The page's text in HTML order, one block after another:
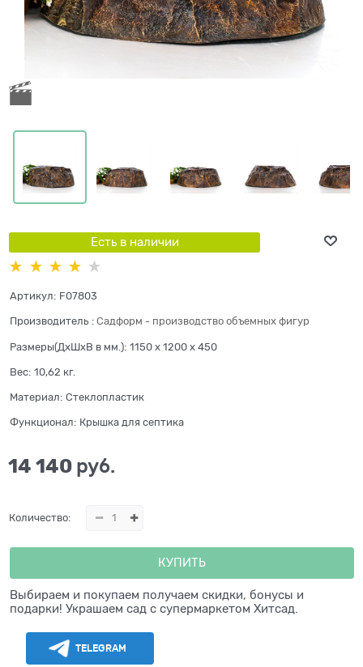
Есть в наличии
Артикул: F07803
Производитель : Садформ - производство объемных фигур
Размеры(ДхШхВ в мм.): 1150 x 1200 x 450
Вес: 10,62 кг.
Материал: Стеклопластик
Функционал: Крышка для септика
14 140 руб.
Количество:
КУПИТЬ
Выбираем и покупаем получаем скидки, бонусы и
подарки! Украшаем сад с супермаркетом Хитсад.
TELEGRAM